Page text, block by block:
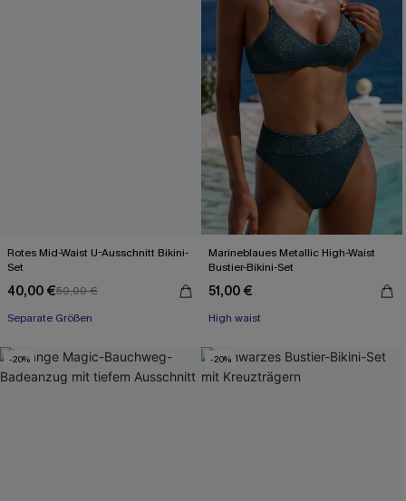
Rotes Mid-Waist U-Ausschnitt Bikini-
Set
40,00 €50,00 €
Separate Größen
Marineblaues Metallic High-Waist
Bustier-Bikini-Set
51,00 €
Mit Gratis-Maßband
High waist
-20% -20%